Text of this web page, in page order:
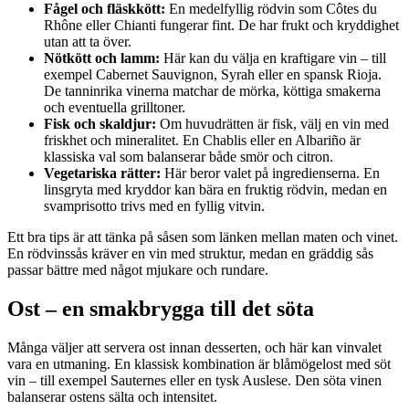
Fågel och fläskkött: En medelfyllig rödvin som Côtes du
Rhône eller Chianti fungerar fint. De har frukt och kryddighet
utan att ta över.
Nötkött och lamm: Här kan du välja en kraftigare vin – till
exempel Cabernet Sauvignon, Syrah eller en spansk Rioja.
De tanninrika vinerna matchar de mörka, köttiga smakerna
och eventuella grilltoner.
Fisk och skaldjur: Om huvudrätten är fisk, välj en vin med
friskhet och mineralitet. En Chablis eller en Albariño är
klassiska val som balanserar både smör och citron.
Vegetariska rätter: Här beror valet på ingredienserna. En
linsgryta med kryddor kan bära en fruktig rödvin, medan en
svamprisotto trivs med en fyllig vitvin.
Ett bra tips är att tänka på såsen som länken mellan maten och vinet.
En rödvinssås kräver en vin med struktur, medan en gräddig sås
passar bättre med något mjukare och rundare.
Ost – en smakbrygga till det söta
Många väljer att servera ost innan desserten, och här kan vinvalet
vara en utmaning. En klassisk kombination är blåmögelost med söt
vin – till exempel Sauternes eller en tysk Auslese. Den söta vinen
balanserar ostens sälta och intensitet.